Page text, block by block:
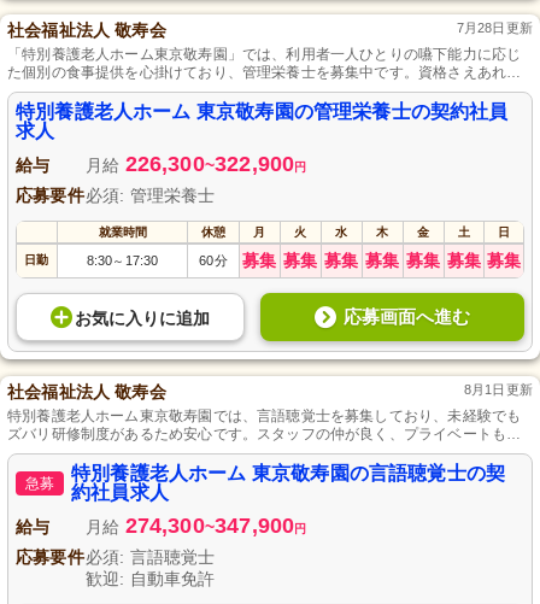
社会福祉法人 敬寿会 7月28日更新
「特別養護老人ホーム東京敬寿園」では、利用者一人ひとりの嚥下能力に応じ
た個別の食事提供を心掛けており、管理栄養士を募集中です。資格さえあれば
経験は不問で、子育てを支援する制度も整っているので、安心して働ける職場
環境を提供します。
特別養護老人ホーム 東京敬寿園の管理栄養士の契約社員
求人
給与 月給 226,300~322,900円
応募要件必須: 管理栄養士
就業時間 休憩 月 火 水 木 金 土 日
日勤 8:30～ 17:30 60分 募集 募集 募集 募集 募集 募集 募集
お気に入り に追加 応募画面へ進む
社会福祉法人 敬寿会 8月1日更新
特別養護老人ホーム東京敬寿園では、言語聴覚士を募集しており、未経験でも
ズバリ研修制度があるため安心です。スタッフの仲が良く、プライベートも充
実できる124日以上の年間休暇、昇給・賞与・退職金といった待遇があり、正社
員への登用制度があります。閑静な住宅街に位置する施設で、地域に開かれた
明るい空間で、利用者さまが安心して暮らせるようサポートしております。
急募
特別養護老人ホーム 東京敬寿園の言語聴覚士の契
約社員求人
給与 月給 274,300~347,900円
応募要件必須: 言語聴覚士
歓迎: 自動車免許